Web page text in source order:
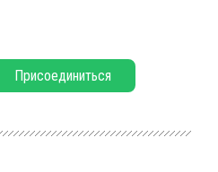
Присоединиться